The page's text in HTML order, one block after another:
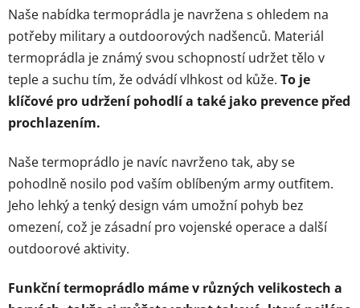
p
i
s
u
Naše nabídka termoprádla je navržena s ohledem na
potřeby military a outdoorových nadšenců. Materiál
termoprádla je známý svou schopností udržet tělo v
teple a suchu tím, že odvádí vlhkost od kůže. To je
klíčové pro udržení pohodlí a také jako prevence před
prochlazením.
Naše termoprádlo je navíc navrženo tak, aby se
pohodlně nosilo pod vaším oblíbeným army outfitem.
Jeho lehký a tenký design vám umožní pohyb bez
omezení, což je zásadní pro vojenské operace a další
outdoorové aktivity.
Funkční termoprádlo máme v různých velikostech a